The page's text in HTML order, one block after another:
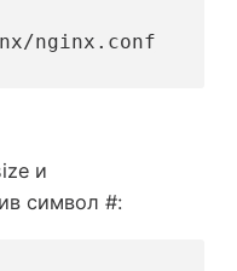
nginx.conf
и
символ #: